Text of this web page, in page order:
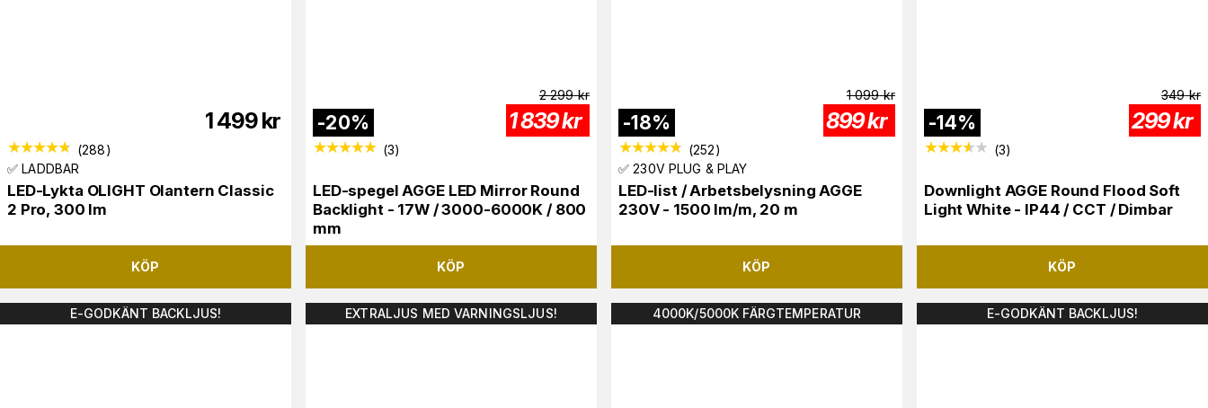
1 499kr
(288)
✅ LADDBAR
LED-Lykta OLIGHT Olantern Classic
2 Pro, 300 lm
KÖP
-20%
2 299 kr
1 839kr
(3)
LED-spegel AGGE LED Mirror Round
Backlight - 17W / 3000-6000K / 800
mm
KÖP
-18%
1 099 kr
899kr
(252)
✅ 230V PLUG & PLAY
LED-list / Arbetsbelysning AGGE
230V - 1500 lm/m, 20 m
KÖP
-14%
349 kr
299kr
(3)
Downlight AGGE Round Flood Soft
Light White - IP44 / CCT / Dimbar
KÖP
E-GODKÄNT BACKLJUS! EXTRALJUS MED VARNINGSLJUS! 4000K/5000K FÄRGTEMPERATUR E-GODKÄNT BACKLJUS!